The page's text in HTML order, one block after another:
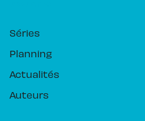
Séries
Planning
Actualités
Auteurs